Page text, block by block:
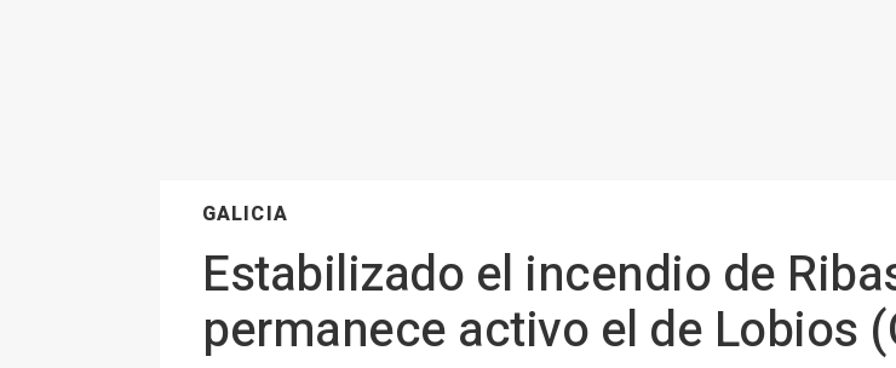
GALICIA
Estabilizado el incendio de
permanece activo el de Lobios